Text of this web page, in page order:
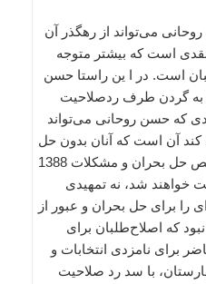
می‌تواند از رهگذر آن
است که بیشتر متوجه
است. در ا ین راستا حسن
به گردن طرف ردصلاحیت
که حسن روحانی می‌تواند
کند آن است که آنان بدون حل
مشکلات قبلی و به طور مشخص حل بحران و مشکلات 1388
خواهند شد، نه تمهیدی
را برای حل بحران و عبور از
که اصلاح‌طلبان برای
برای نامزدی انتخابات و
با سد رد صلاحیت